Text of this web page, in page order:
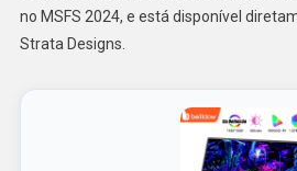
no MSFS 2024, e está disponível
Strata Designs.